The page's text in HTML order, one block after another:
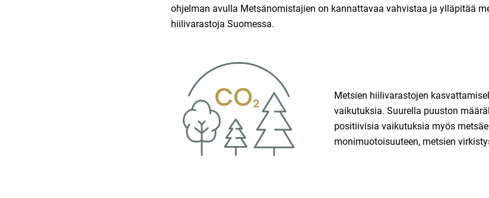
ohjelman avulla Metsänomistajien on kannattavaa vahvistaa ja ylläpitää
hiilivarastoja Suomessa.
Metsien hiilivarastojen
vaikutuksia. Suurella puuston
positiivisia vaikutuksia myös
monimuotoisuuteen, metsien